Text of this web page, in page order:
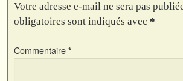
Votre adresse e-mail ne sera pas
obligatoires sont indiqués avec *
Commentaire *